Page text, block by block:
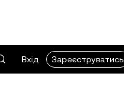
Вхід Зареєструватись